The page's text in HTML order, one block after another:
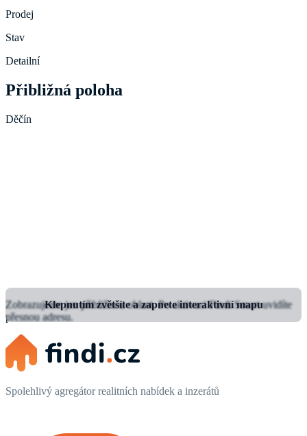
Prodej
Stav
Detailní
Přibližná poloha
Děčín
Klepnutím zvětšíte a zapnete interaktivní mapu
Zobrazujeme jen přibližnou oblast.Po aktivaci Findi Smart uvidíte
přesnou adresu.
Spolehlivý agregátor realitních nabídek a inzerátů